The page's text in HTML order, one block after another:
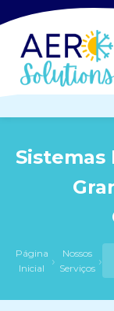
Sistemas
Página
Inicial
›
Nossos
Serviços ›